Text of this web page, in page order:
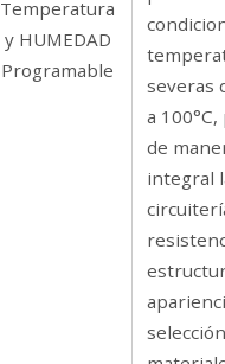
Temperatura
y HUMEDAD
Programable
severas
a
de
integral